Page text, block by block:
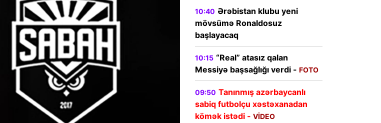
10:40 Ərəbistan klubu yeni
mövsümə Ronaldosuz
başlayacaq
10:15 “Real” atasız qalan
Messiyə başsağlığı verdi - FOTO
09:50 Tanınmış azərbaycanlı
sabiq futbolçu xəstəxanadan
kömək istədi - VİDEO